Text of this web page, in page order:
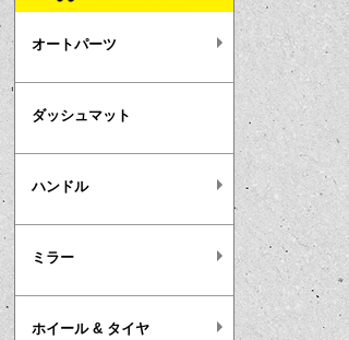
オートパーツ
ダッシュマット
ハンドル
ミラー
ホイール & タイヤ